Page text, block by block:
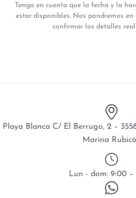
Tenga en cuenta que la fecha y la
estar disponibles. Nos pondremos
confirmar los detalles
Playa Blanca C/ El Berrugo, 2 –
Marina
Lun - dom: 9:00 –